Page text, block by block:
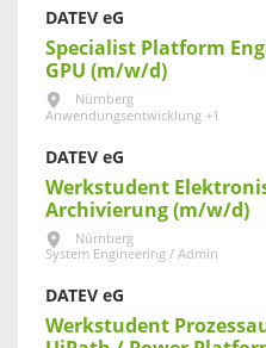
DATEV eG
Specialist Platform
GPU (m/w/d)
Nürnberg
Anwendungsentwicklung +1
DATEV eG
Werkstudent
Archivierung (m/w/d)
Nürnberg
System Engineering / Admin
DATEV eG
Werkstudent